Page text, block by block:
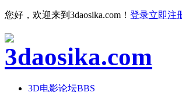
您好，欢迎来到3daosika.com！ 登录立即注
3D电影论坛BBS